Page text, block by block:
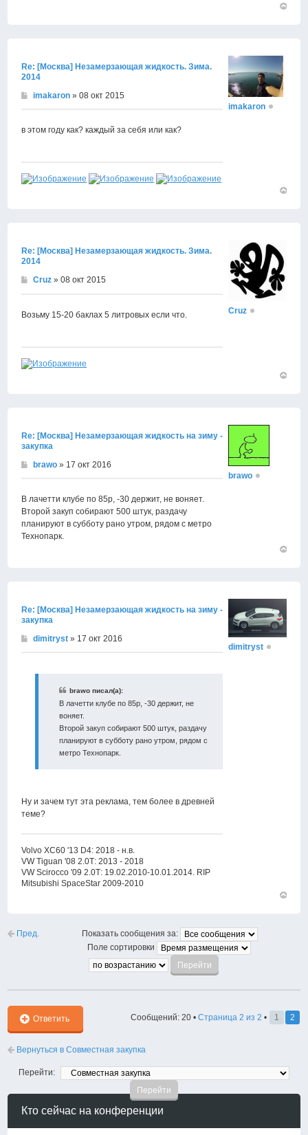
Re: [Москва] Незамерзающая жидкость. Зима.
2014
imakaron » 08 окт 2015
в этом году как? каждый за себя или как?
imakaron
Re: [Москва] Незамерзающая жидкость. Зима.
2014
Cruz » 08 окт 2015
Возьму 15-20 баклах 5 литровых если что. Cruz
Re: [Москва] Незамерзающая жидкость на зиму -
закупка
brawo » 17 окт 2016
В лачетти клубе по 85р, -30 держит, не воняет.
Второй закуп собирают 500 штук, раздачу
планируют в субботу рано утром, рядом с метро
Технопарк.
brawo
Re: [Москва] Незамерзающая жидкость на зиму -
закупка
dimitryst » 17 окт 2016
brawo писал(а):
В лачетти клубе по 85р, -30 держит, не
воняет.
Второй закуп собирают 500 штук, раздачу
планируют в субботу рано утром, рядом с
метро Технопарк.
Ну и зачем тут эта реклама, тем более в древней
теме?
Volvo XC60 '13 D4: 2018 - н.в.
VW Tiguan '08 2.0Т: 2013 - 2018
VW Scirocco '09 2.0Т: 19.02.2010-10.01.2014. RIP
Mitsubishi SpaceStar 2009-2010
dimitryst
Пред.
Показать сообщения за:
Поле сортировки
Ответить Сообщений: 20 • Страница 2 из 2 • 1 2
Вернуться в Совместная закупка
Перейти:
Кто сейчас на конференции